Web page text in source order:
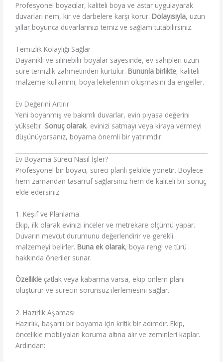
Profesyonel boyacılar, kaliteli boya ve astar uygulayarak
duvarları nem, kir ve darbelere karşı korur. Dolayısıyla, uzun
yıllar boyunca duvarlarınızı temiz ve sağlam tutabilirsiniz.
Temizlik Kolaylığı Sağlar
Dayanıklı ve silinebilir boyalar sayesinde, ev sahipleri uzun
süre temizlik zahmetinden kurtulur. Bununla birlikte, kaliteli
malzeme kullanımı, boya lekelerinin oluşmasını da engeller.
Ev Değerini Artırır
Yeni boyanmış ve bakımlı duvarlar, evin piyasa değerini
yükseltir. Sonuç olarak, evinizi satmayı veya kiraya vermeyi
düşünüyorsanız, boyama önemli bir yatırımdır.
Ev Boyama Süreci Nasıl İşler?
Profesyonel bir boyacı, süreci planlı şekilde yönetir. Böylece
hem zamandan tasarruf sağlarsınız hem de kaliteli bir sonuç
elde edersiniz.
1. Keşif ve Planlama
Ekip, ilk olarak evinizi inceler ve metrekare ölçümü yapar.
Duvarın mevcut durumunu değerlendirir ve gerekli
malzemeyi belirler. Buna ek olarak, boya rengi ve türü
hakkında öneriler sunar.
Özellikle çatlak veya kabarma varsa, ekip önlem planı
oluşturur ve sürecin sorunsuz ilerlemesini sağlar.
2. Hazırlık Aşaması
Hazırlık, başarılı bir boyama için kritik bir adımdır. Ekip,
öncelikle mobilyaları koruma altına alır ve zeminleri kaplar.
Ardından: